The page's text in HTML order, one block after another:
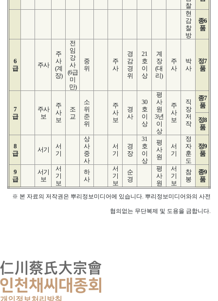
찰
현
감
찰
방
종6
품
6
급
주사
주
사
(계
장)
전
임
강
사
(6급
미
만)
중
위
주
사
경
감
경
위
21
호
이
상
계
장
(대
리)
주
사
박
사
정7
품
7
급
주사
보
주
사
보
조
교
소
위
준
위
주
사
보
경
사
30
호
이
상
평
사
원
3년
이
상
주
사
보
직
장
저
작
종7
품
정8
품
8
급
서기
서
기
상
사
중
사
서
기
경
장
31
호
이
상
평
사
원
서
기
정
자
훈
도
정9
품
9
급
서기
보
서
기
보
하
사
서
기
보
순
경
평
사
원
서
기
보
참
봉
종9
품
※ 본 자료의 저작권은 뿌리정보미디어에 있습니다. 뿌리정보미디어와의 사전
협의없는 무단복제 및 도용을 금합니다.
개인정보처리방침